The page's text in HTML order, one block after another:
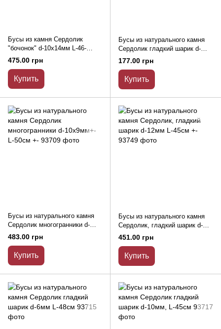
Бусы из камня Сердолик
"бочонок" d-10х14мм L-46-
48см+-
475.00 грн
Купить
Бусы из натурального камня
Сердолик гладкий шарик d-
6(+-)мм L-45см+-
177.00 грн
Купить
Бусы из натурального камня
Сердолик многогранники d-
10х9мм+- L-50см +-
483.00 грн
Купить
Бусы из натурального камня
Сердолик, гладкий шарик d-
12мм L-45см +-
451.00 грн
Купить